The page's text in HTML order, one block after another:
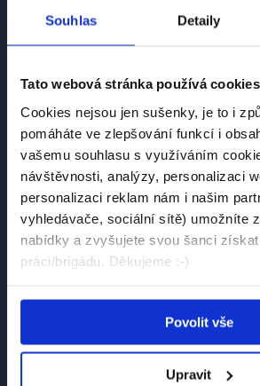
Souhlas Detaily
Tato webová stránka používá cookies
Cookies nejsou jen sušenky, je to i
pomáháte ve zlepšování funkcí i
vašemu souhlasu s využíváním
návštěvnosti, analýzy, personalizaci
personalizaci reklam nám i našim
vyhledávače, sociální sítě) umožníte
nabídky a zvyšujete svou šanci
práci/brigádu. Děkujeme :-)
Povolit vše
Upravit
Spojujeme kandidáty se
Návštěvník
Najít práci
Najít brigádu
Společnosti